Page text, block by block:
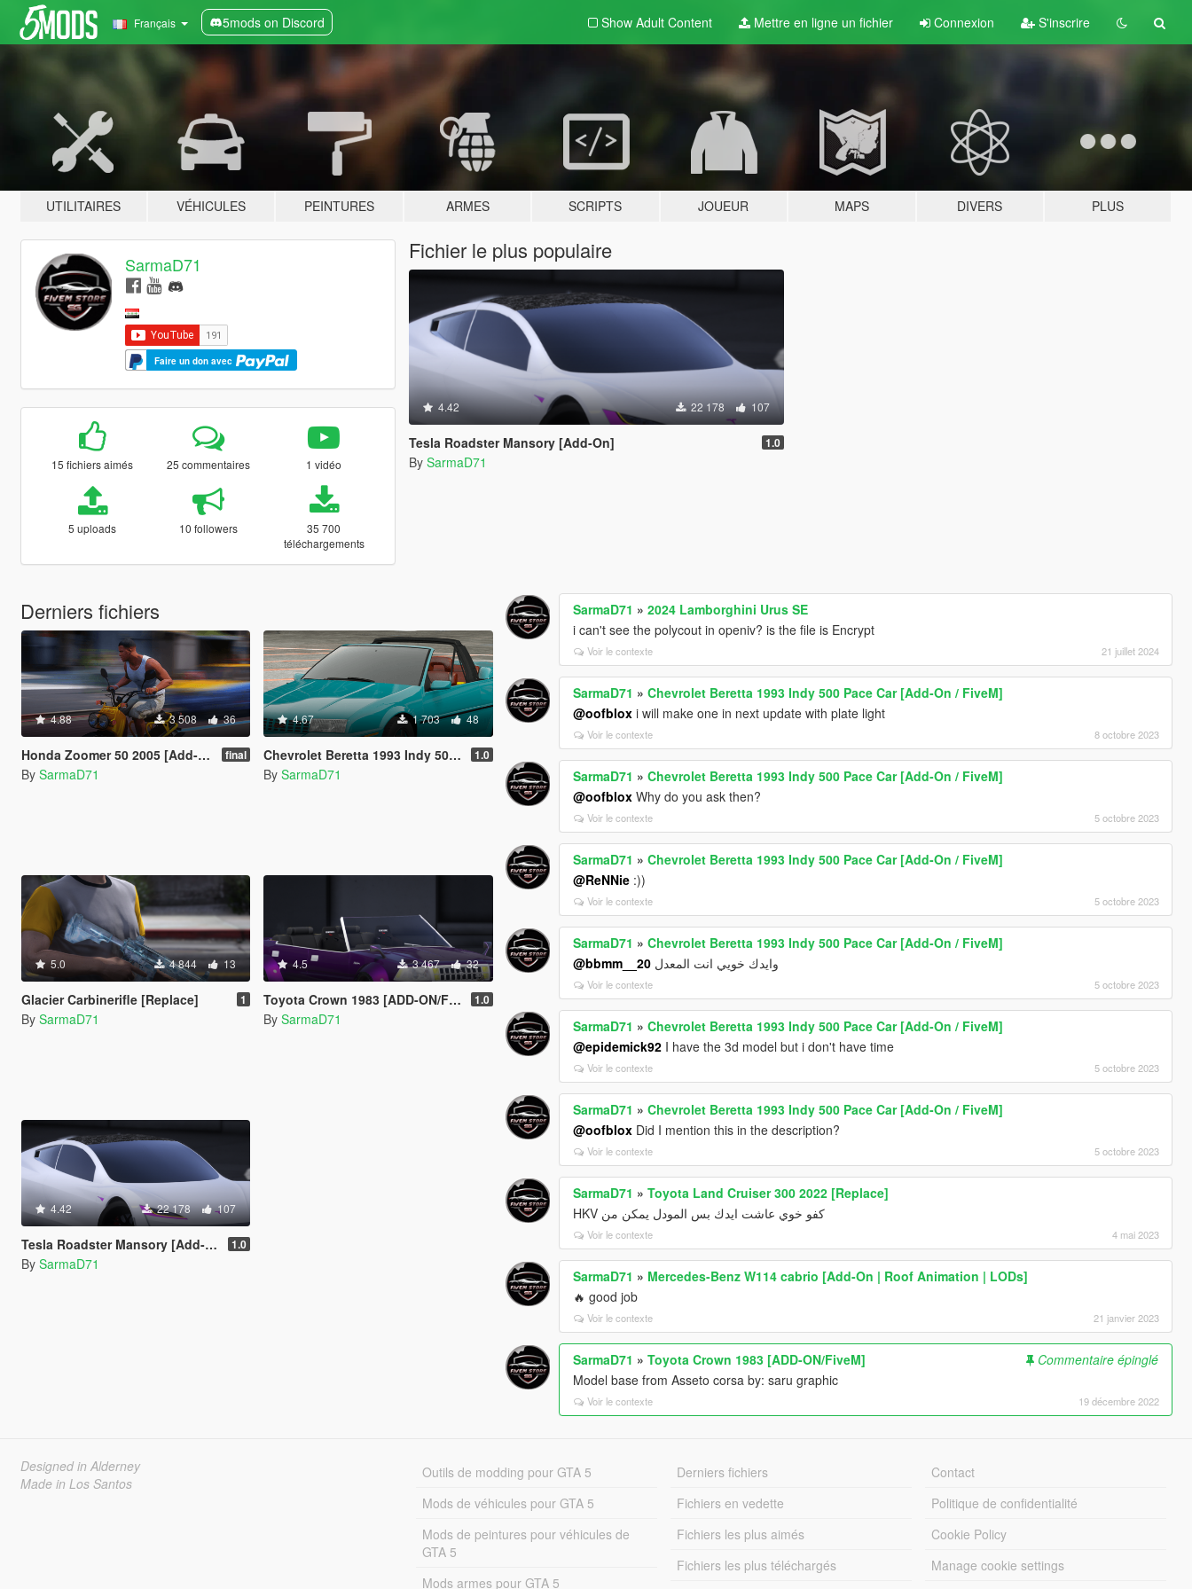
Français 5mods on Discord Show Adult Content Mettre en ligne un fichier Connexion S'inscrire
UTILITAIRES VÉHICULES PEINTURES ARMES SCRIPTS JOUEUR MAPS DIVERS PLUS
SarmaD71
Faire un don avec
15 fichiers aimés 25 commentaires 1 vidéo
5 uploads 10 followers
35 700
téléchargements
Fichier le plus populaire
4.42 22 178 107
Tesla Roadster Mansory [Add-On] 1.0
By SarmaD71
Derniers fichiers
4.88 3 508 36
Honda Zoomer 50 2005 [Add-On] [FiveM] final
By SarmaD71
4.67 1 703 48
Chevrolet Beretta 1993 Indy 500 Pace Car [Add-On / FiveM] 1.0
By SarmaD71
5.0 4 844 13
Glacier Carbinerifle [Replace] 1
By SarmaD71
4.5 3 467 32
Toyota Crown 1983 [ADD-ON/FiveM] 1.0
By SarmaD71
4.42 22 178 107
Tesla Roadster Mansory [Add-On] 1.0
By SarmaD71
SarmaD71 »2024 Lamborghini Urus SE
i can't see the polycout in openiv? is the file is Encrypt
Voir le contexte 21 juillet 2024
SarmaD71 »Chevrolet Beretta 1993 Indy 500 Pace Car [Add-On / FiveM]
@oofblox i will make one in next update with plate light
Voir le contexte 8 octobre 2023
SarmaD71 »Chevrolet Beretta 1993 Indy 500 Pace Car [Add-On / FiveM]
@oofblox Why do you ask then?
Voir le contexte 5 octobre 2023
SarmaD71 »Chevrolet Beretta 1993 Indy 500 Pace Car [Add-On / FiveM]
@ReNNie :))
Voir le contexte 5 octobre 2023
SarmaD71 »Chevrolet Beretta 1993 Indy 500 Pace Car [Add-On / FiveM]
@bbmm__20 وايدك خويي انت المعدل
Voir le contexte 5 octobre 2023
SarmaD71 »Chevrolet Beretta 1993 Indy 500 Pace Car [Add-On / FiveM]
@epidemick92 I have the 3d model but i don't have time
Voir le contexte 5 octobre 2023
SarmaD71 »Chevrolet Beretta 1993 Indy 500 Pace Car [Add-On / FiveM]
@oofblox Did I mention this in the description?
Voir le contexte 5 octobre 2023
SarmaD71 »Toyota Land Cruiser 300 2022 [Replace]
كفو خوي عاشت ايدك بس المودل يمكن من HKV
Voir le contexte 4 mai 2023
SarmaD71 » Mercedes-Benz W114 cabrio [Add-On | Roof Animation | LODs]
🔥 good job
Voir le contexte 21 janvier 2023
SarmaD71 »Toyota Crown 1983 [ADD-ON/FiveM]
Commentaire épinglé
Model base from Asseto corsa by: saru graphic
Voir le contexte 19 décembre 2022
Designed in Alderney
Made in Los Santos
Outils de modding pour GTA 5
Mods de véhicules pour GTA 5
Mods de peintures pour véhicules de
GTA 5
Mods armes pour GTA 5
Derniers fichiers
Fichiers en vedette
Fichiers les plus aimés
Fichiers les plus téléchargés
Contact
Politique de confidentialité
Cookie Policy
Manage cookie settings